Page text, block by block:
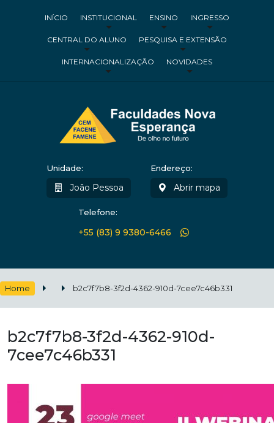
INÍCIO INSTITUCIONAL ENSINO INGRESSO
CENTRAL DO ALUNO PESQUISA E EXTENSÃO
INTERNACIONALIZAÇÃO NOVIDADES
Unidade:
João Pessoa
Endereço:
Abrir mapa
Telefone:
+55 (83) 9 9380-6466
Home b2c7f7b8-3f2d-4362-910d-7cee7c46b331
b2c7f7b8-3f2d-4362-910d-
7cee7c46b331